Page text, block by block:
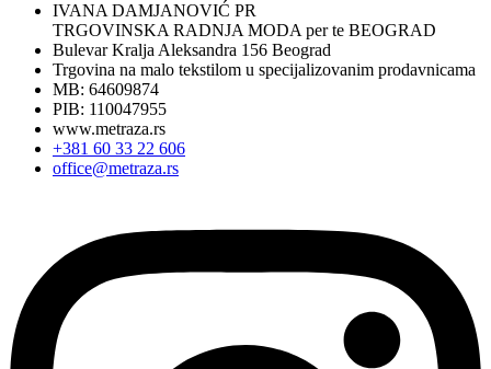
IVANA DAMJANOVIĆ PR
TRGOVINSKA RADNJA MODA per te BEOGRAD
Bulevar Kralja Aleksandra 156 Beograd
Trgovina na malo tekstilom u specijalizovanim prodavnicama
MB: 64609874
PIB: 110047955
www.metraza.rs
+381 60 33 22 606
office@metraza.rs